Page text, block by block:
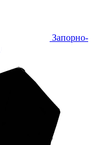
Запорно-